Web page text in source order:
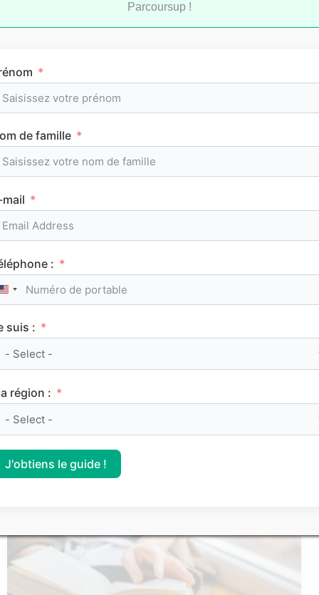
Comment réviser pendant les vacances d’été
au lycée ?
MÉTHODOLOGIE
Service Civique : les secrets d’une bonne lettre
de motivation
Les articles les
plus consultés
Parcoursup !
de famille
:
United States +1
suis :
région :
J'obtiens le guide !